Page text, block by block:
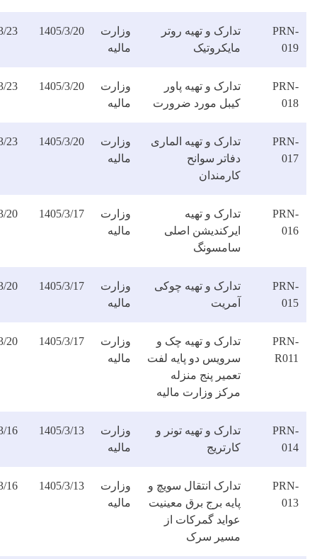
و تهیه روتر
وزارت
مالیه
1405/3/20
1405/3/23
دانلود
و تهیه پاور
مورد ضرورت
وزارت
مالیه
1405/3/20
1405/3/23
دانلود
و تهیه الماری
سوانح
وزارت
مالیه
1405/3/20
1405/3/23
دانلود
و تهیه
اصلی
وزارت
مالیه
1405/3/17
1405/3/20
دانلود
و تهیه چوکی
وزارت
مالیه
1405/3/17
1405/3/20
دانلود
و تهیه چک و
دو پایه لفت
وزارت مالیه
وزارت
مالیه
1405/3/17
1405/3/20
دانلود
و تهیه تونر و
وزارت
مالیه
1405/3/13
1405/3/16
دانلود
انتقال سویچ و
برج برق معینیت
وزارت
مالیه
1405/3/13
1405/3/16
دانلود